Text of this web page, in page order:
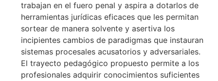
trabajan en el fuero penal y aspira a dotarlos de
herramientas jurídicas eficaces que les permitan
sortear de manera solvente y asertiva los
incipientes cambios de paradigmas que instauran
sistemas procesales acusatorios y adversariales.
El trayecto pedagógico propuesto permite a los
profesionales adquirir conocimientos suficientes